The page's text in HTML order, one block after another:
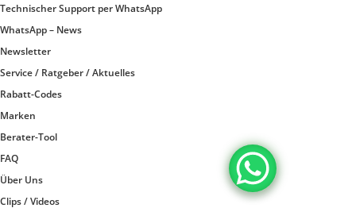
Technischer Support per WhatsApp
WhatsApp – News
Newsletter
Service / Ratgeber / Aktuelles
Rabatt-Codes
Marken
Berater-Tool
FAQ
Über Uns
Clips / Videos